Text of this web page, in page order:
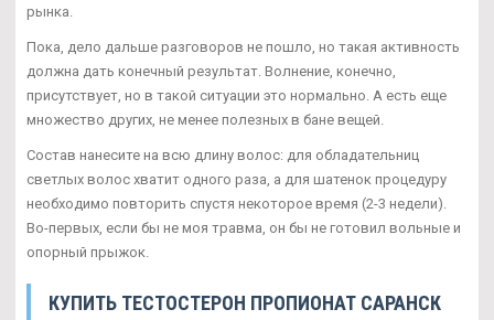
рынка.
Пока, дело дальше разговоров не пошло, но такая активность
должна дать конечный результат. Волнение, конечно,
присутствует, но в такой ситуации это нормально. А есть еще
множество других, не менее полезных в бане вещей.
Состав нанесите на всю длину волос: для обладательниц
светлых волос хватит одного раза, а для шатенок процедуру
необходимо повторить спустя некоторое время (2-3 недели).
Во-первых, если бы не моя травма, он бы не готовил вольные и
опорный прыжок.
КУПИТЬ ТЕСТОСТЕРОН ПРОПИОНАТ САРАНСК